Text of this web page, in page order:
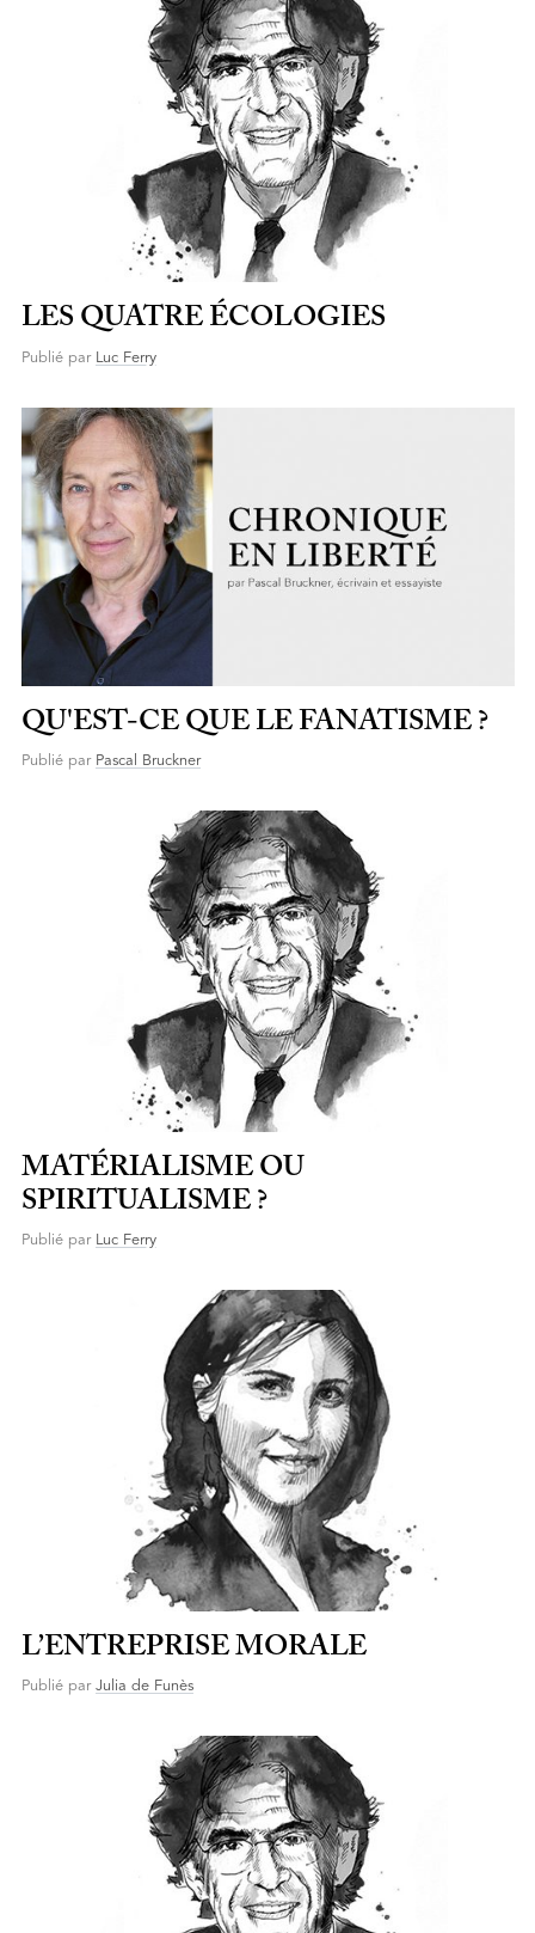
LES QUATRE ÉCOLOGIES
Publié par Luc Ferry
QU'EST-CE QUE LE FANATISME ?
Publié par Pascal Bruckner
MATÉRIALISME OU
SPIRITUALISME ?
Publié par Luc Ferry
L’ENTREPRISE MORALE
Publié par Julia de Funès